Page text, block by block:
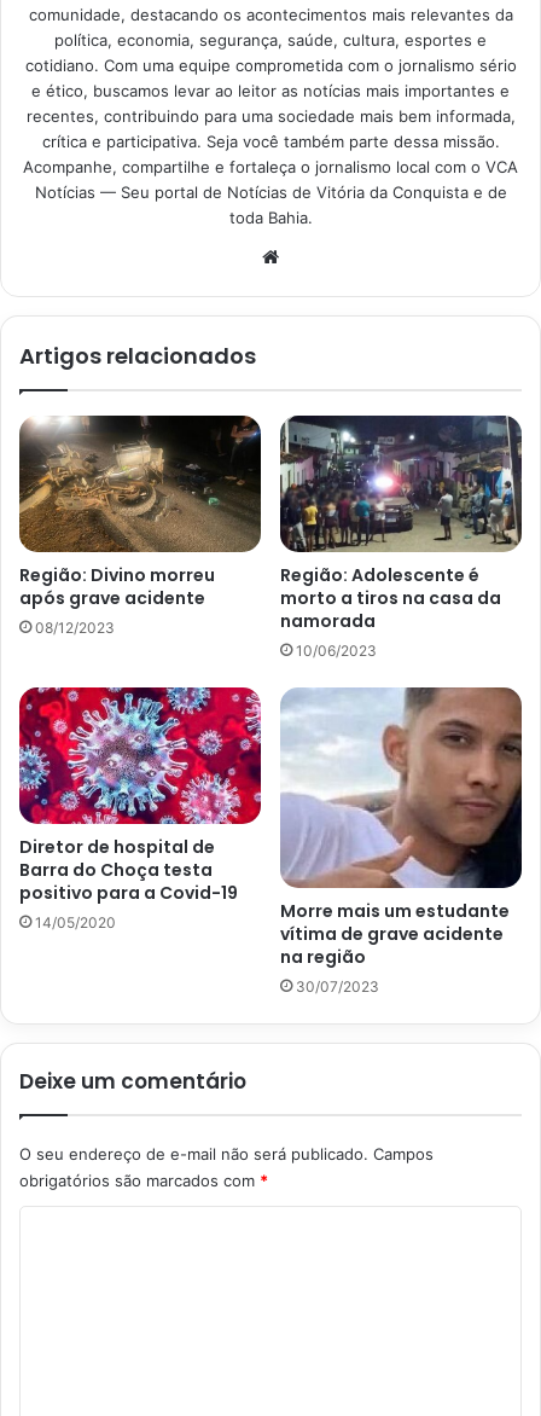
comunidade, destacando os acontecimentos mais relevantes da
política, economia, segurança, saúde, cultura, esportes e
cotidiano. Com uma equipe comprometida com o jornalismo sério
e ético, buscamos levar ao leitor as notícias mais importantes e
recentes, contribuindo para uma sociedade mais bem informada,
crítica e participativa. Seja você também parte dessa missão.
Acompanhe, compartilhe e fortaleça o jornalismo local com o VCA
Notícias — Seu portal de Notícias de Vitória da Conquista e de
toda Bahia.
Artigos relacionados
Região: Divino morreu
após grave acidente
08/12/2023
Região: Adolescente é
morto a tiros na casa da
namorada
10/06/2023
Diretor de hospital de
Barra do Choça testa
positivo para a Covid-19
14/05/2020
Morre mais um estudante
vítima de grave acidente
na região
30/07/2023
Deixe um comentário
O seu endereço de e-mail não será publicado. Campos
obrigatórios são marcados com *